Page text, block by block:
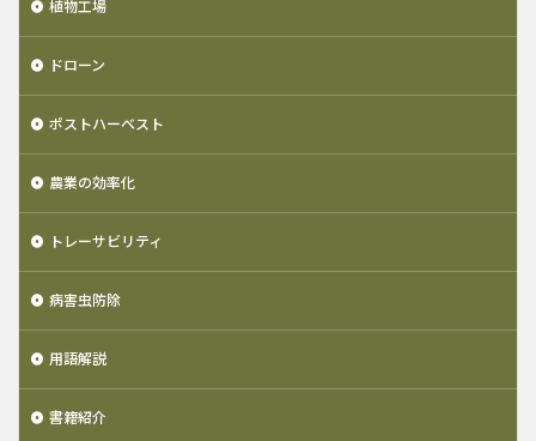
植物工場
ドローン
ポストハーベスト
農業の効率化
トレーサビリティ
病害虫防除
用語解説
書籍紹介